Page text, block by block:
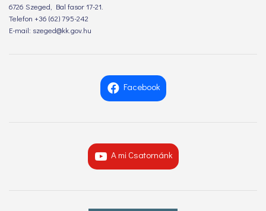
6726 Szeged, Bal fasor 17-21.
Telefon +36 (62) 795-242
E-mail: szeged@kk.gov.hu
Facebook
A mi Csatornánk